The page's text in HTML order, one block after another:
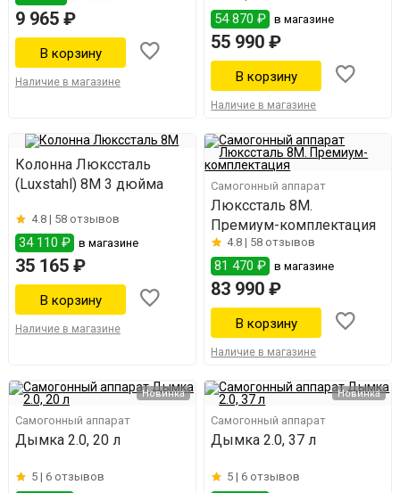
9 965 ₽
Наличие в магазине
54 870 ₽ в магазине
55 990 ₽
Наличие в магазине
Колонна Люкссталь
(Luxstahl) 8М 3 дюйма
4.8 | 58 отзывов
34 110 ₽ в магазине
35 165 ₽
Наличие в магазине
Самогонный аппарат
Люкссталь 8M.
Премиум-комплектация
4.8 | 58 отзывов
81 470 ₽ в магазине
83 990 ₽
Наличие в магазине
Новинка
Самогонный аппарат
Дымка 2.0, 20 л
5 | 6 отзывов
Новинка
Самогонный аппарат
Дымка 2.0, 37 л
5 |6 отзывов